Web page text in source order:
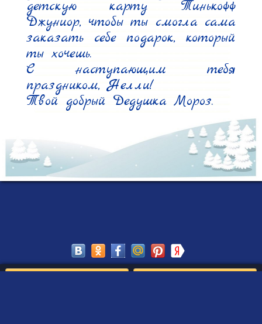
детскую карту Тинькофф
Джуниор, чтобы ты смогла сама
заказать себе подарок, который
ты хочешь.
С наступающим тебя
праздником, Нелли!
Твой добрый Дедушка Мороз.